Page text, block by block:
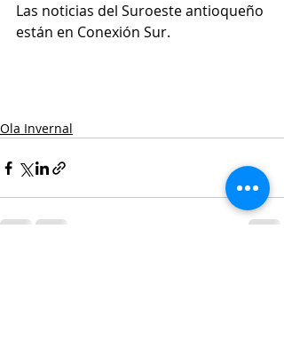
Las noticias del Suroeste antioqueño
están en Conexión Sur.
Ola Invernal